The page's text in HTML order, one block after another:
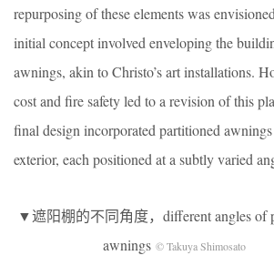
repurposing of these elements was
initial concept involved enveloping the
awnings, akin to Christo’s art installations.
cost and fire safety led to a revision of this
final design incorporated partitioned
exterior, each positioned at a subtly varied
▼遮阳棚的不同角度，different angles of
awnings © Takuya Shimosato